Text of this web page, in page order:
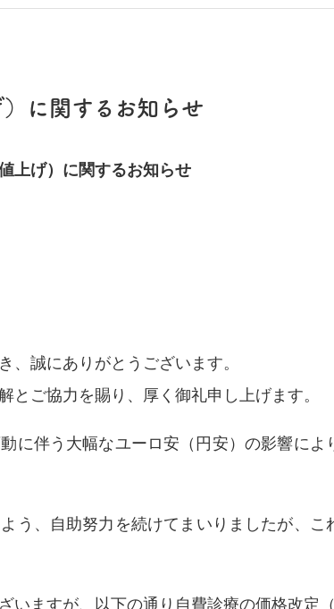
に関するお知らせ
上げ） に関するお知らせ
、 誠にありがとうございます。
とご協力を賜り、 厚く御礼申し上げます。
に伴う大幅なユーロ安（円安）の影響によ
う、 自助努力を続けてまいりましたが、こ
いますが、 以下の通り自費診療の価格改定（